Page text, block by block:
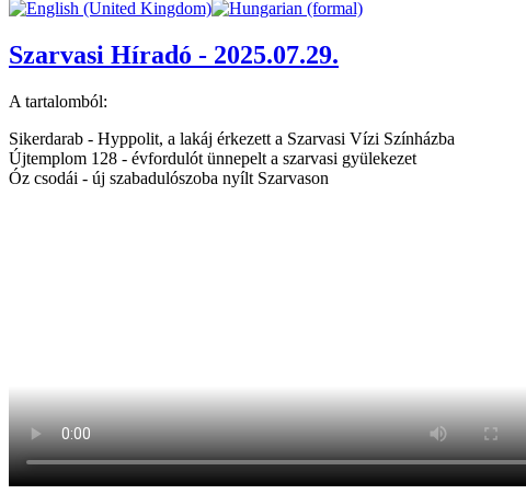
Szarvasi Híradó - 2025.07.29.
A tartalomból:
Sikerdarab - Hyppolit, a lakáj érkezett a Szarvasi Vízi Színházba
Újtemplom 128 - évfordulót ünnepelt a szarvasi gyülekezet
Óz csodái - új szabadulószoba nyílt Szarvason